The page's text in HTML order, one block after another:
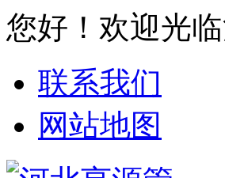
您好！欢迎光
联系我们
网站地图